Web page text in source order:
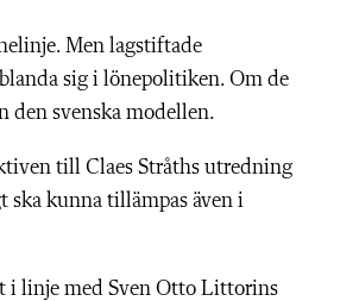
Men lagstiftade
sig i lönepolitiken. Om de
den svenska modellen.
till Claes Stråths utredning
ska kunna tillämpas även i
i linje med Sven Otto Littorins